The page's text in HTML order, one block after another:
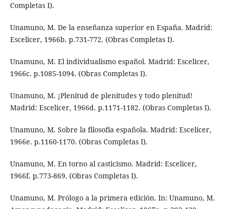
Completas I).
Unamuno, M. De la enseñanza superior en España. Madrid:
Escelicer, 1966b. p.731-772. (Obras Completas I).
Unamuno, M. El individualismo español. Madrid: Escelicer,
1966c. p.1085-1094. (Obras Completas I).
Unamuno, M. ¡Plenitud de plenitudes y todo plenitud!
Madrid: Escelicer, 1966d. p.1171-1182. (Obras Completas I).
Unamuno, M. Sobre la filosofía española. Madrid: Escelicer,
1966e. p.1160-1170. (Obras Completas I).
Unamuno, M. En torno al casticismo. Madrid: Escelicer,
1966f. p.773-869. (Obras Completas I).
Unamuno, M. Prólogo a la primera edición. In: Unamuno, M.